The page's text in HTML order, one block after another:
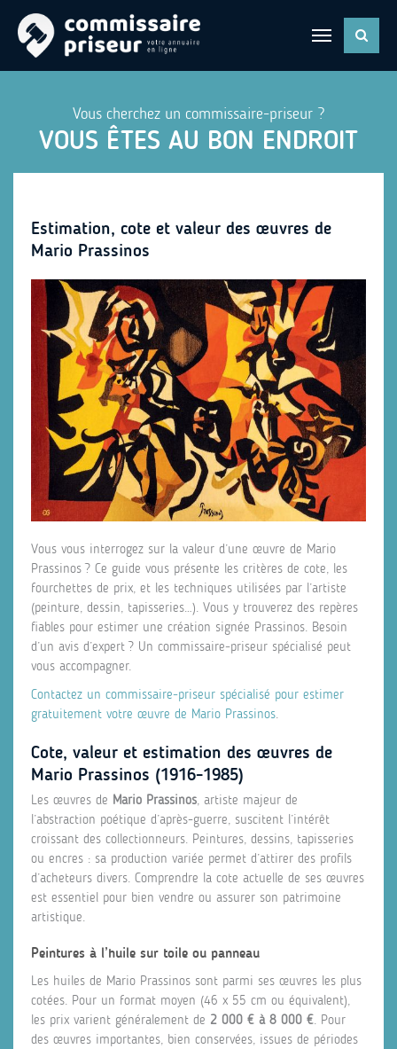
Vous cherchez un commissaire-priseur ?
VOUS ÊTES AU BON ENDROIT
Estimation, cote et valeur des œuvres de
Mario Prassinos
Vous vous interrogez sur la valeur d’une œuvre de Mario
Prassinos ? Ce guide vous présente les critères de cote, les
fourchettes de prix, et les techniques utilisées par l’artiste
(peinture, dessin, tapisseries…). Vous y trouverez des repères
fiables pour estimer une création signée Prassinos. Besoin
d’un avis d’expert ? Un commissaire‑priseur spécialisé peut
vous accompagner.
Contactez un commissaire‑priseur spécialisé pour estimer
gratuitement votre œuvre de Mario Prassinos.
Cote, valeur et estimation des œuvres de
Mario Prassinos (1916‑1985)
Les œuvres de Mario Prassinos, artiste majeur de
l’abstraction poétique d’après-guerre, suscitent l’intérêt
croissant des collectionneurs. Peintures, dessins, tapisseries
ou encres : sa production variée permet d’attirer des profils
d’acheteurs divers. Comprendre la cote actuelle de ses œuvres
est essentiel pour bien vendre ou assurer son patrimoine
artistique.
Peintures à l’huile sur toile ou panneau
Les huiles de Mario Prassinos sont parmi ses œuvres les plus
cotées. Pour un format moyen (46 x 55 cm ou équivalent),
les prix varient généralement de 2 000 € à 8 000 €. Pour
des œuvres importantes, bien conservées, issues de périodes